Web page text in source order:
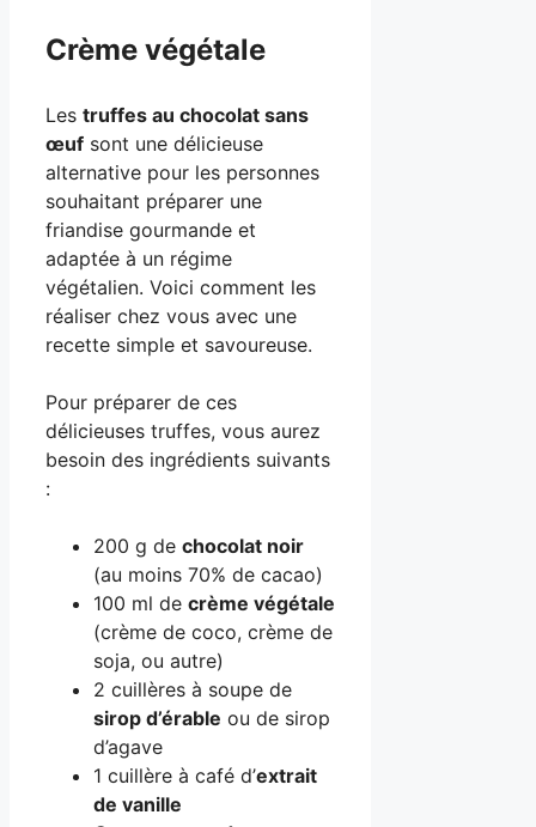
Crème végétale
Les truffes au chocolat sans
œuf sont une délicieuse
alternative pour les personnes
souhaitant préparer une
friandise gourmande et
adaptée à un régime
végétalien. Voici comment les
réaliser chez vous avec une
recette simple et savoureuse.
Pour préparer de ces
délicieuses truffes, vous aurez
besoin des ingrédients suivants
:
200 g de chocolat noir
(au moins 70% de cacao)
100 ml de crème végétale
(crème de coco, crème de
soja, ou autre)
2 cuillères à soupe de
sirop d’érable ou de sirop
d’agave
1 cuillère à café d’extrait
de vanille